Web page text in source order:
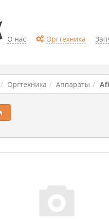
О нас Оргтехника
Оргтехника Аппараты